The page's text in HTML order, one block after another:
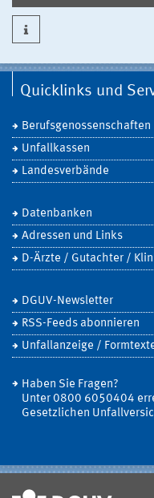
Quicklinks und
Berufsgenossenschaften
Unfallkassen
Landesverbände
Datenbanken
Adressen und Links
D-Ärzte / Gutachter /
DGUV-Newsletter
RSS-Feeds abonnieren
Unfallanzeige /
Haben Sie Fragen?
Unter 0800 6050404
Gesetzlichen